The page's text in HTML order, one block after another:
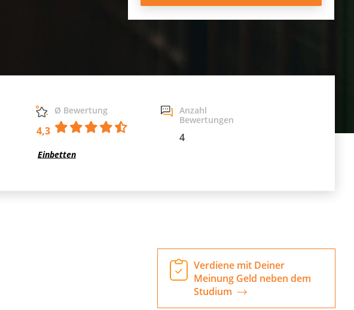
Ø Bewertung
4,3
Einbetten
Anzahl
Bewertungen
4
Verdiene mit Deiner
Meinung Geld neben dem
Studium